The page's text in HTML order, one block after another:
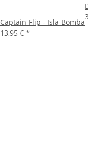
Captain Flip - Isla Bomba
13,95 € *